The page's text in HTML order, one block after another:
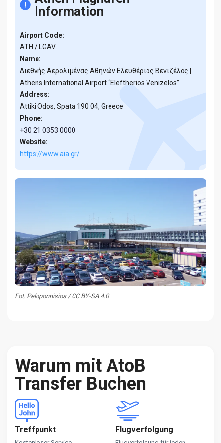
Information
Airport Code:
ATH / LGAV
Name:
Διεθνής Αερολιμένας Αθηνών Ελευθέριος Βενιζέλος |
Athens International Airport “Eleftherios Venizelos”
Address:
Attiki Odos, Spata 190 04, Greece
Phone:
+30 21 0353 0000
Website:
https://www.aia.gr/
Fot. Peloponnisios / CC BY-SA 4.0
Warum mit AtoB
Transfer Buchen
Treffpunkt Flugverfolgung